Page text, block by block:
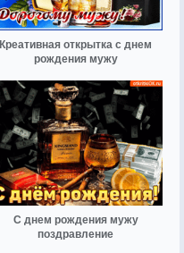
Креативная открытка с днем
рождения мужу
С днем рождения мужу
поздравление